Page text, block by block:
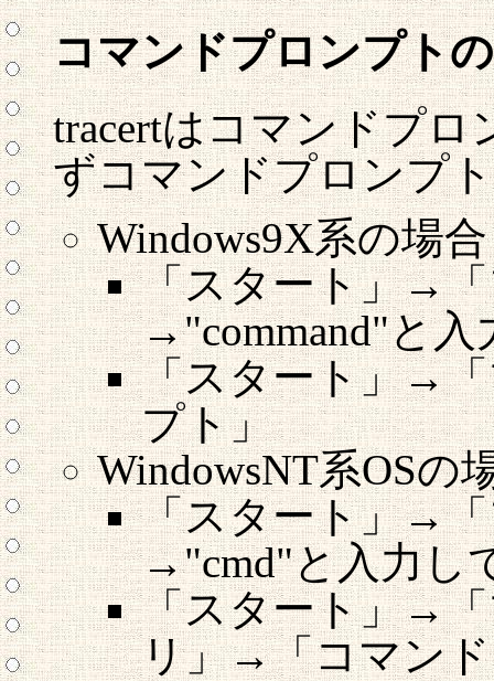
コマンドプロンプト
tracertはコマンドプ
ずコマンドプロンプ
Windows9X系の場
「スタート」→
→"command"と入
「スタート」→
プト」
WindowsNT系OSの
「スタート」→
→"cmd"と入力し
「スタート」→
リ」→「コマン